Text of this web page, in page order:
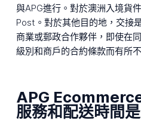
與APG進行。對於澳洲入境貨
Post。對於其他目的地，交接
商業或郵政合作夥伴，即使在
級別和商戶的合約條款而有所
APG
服務和配送時間